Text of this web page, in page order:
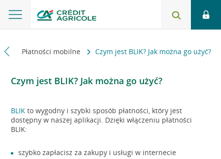
Płatności mobilne Czym jest BLIK? Jak można go użyć?
Czym jest BLIK? Jak można go użyć?
BLIK to wygodny i szybki sposób płatności, który jest
dostępny w naszej aplikacji. Dzięki włączeniu płatności
BLIK:
szybko zapłacisz za zakupy i usługi w internecie